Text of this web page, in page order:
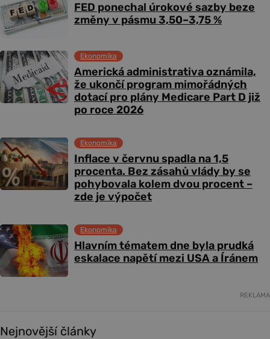
FED ponechal úrokové sazby beze
změny v pásmu 3,50–3,75 %
Americká administrativa oznámila,
že ukončí program mimořádných
dotací pro plány Medicare Part D již
po roce 2026
Ekonomika
Inflace v červnu spadla na 1,5
procenta. Bez zásahů vlády by se
pohybovala kolem dvou procent –
zde je výpočet
Ekonomika
Hlavním tématem dne byla prudká
eskalace napětí mezi USA a Íránem
Ekonomika
REKLAMA
Nejnovější články